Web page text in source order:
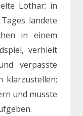
Lothar; in
landete
in einem
verhielt
verpasste
klarzustellen;
und musste